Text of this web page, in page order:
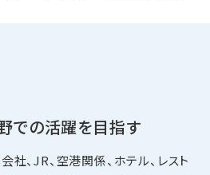
での活躍を目指す
社、JR、空港関係、ホテル、レスト